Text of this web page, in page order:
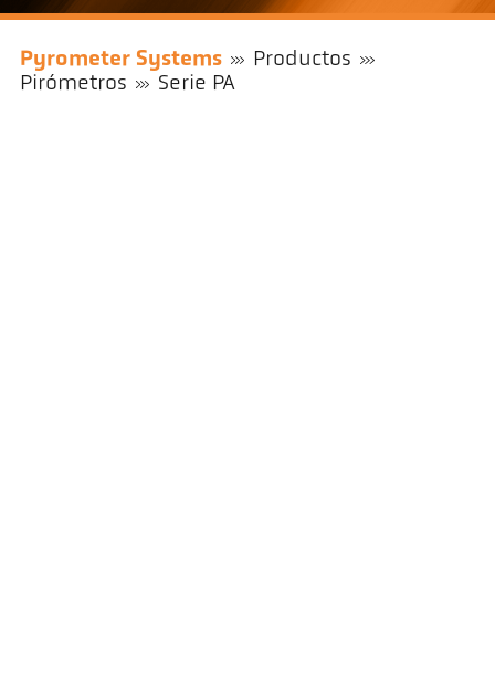
Pyrometer Systems
Productos
Pirómetros
Serie PA